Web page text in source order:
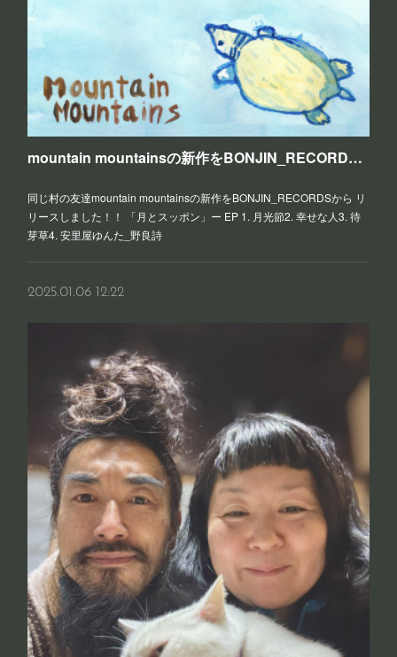
mountain mountainsの新作をBONJIN_RECORDSから リリース！！
同じ村の友達mountain mountainsの新作をBONJIN_RECORDSから リ
リースしました！！ 「月とスッポン」ー EP 1. 月光節2. 幸せな人3. 待
芽草4. 安里屋ゆんた_野良詩
2025.01.06 12:22